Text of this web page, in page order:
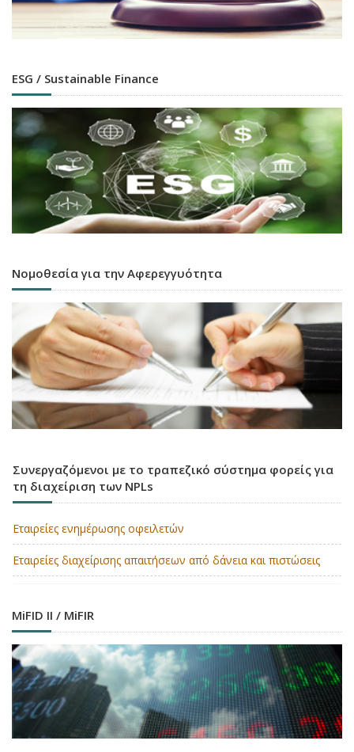
ESG / Sustainable Finance
Νομοθεσία για την Αφερεγγυότητα
Συνεργαζόμενοι με το τραπεζικό σύστημα φορείς για
τη διαχείριση των NPLs
Εταιρείες ενημέρωσης οφειλετών
Εταιρείες διαχείρισης απαιτήσεων από δάνεια και πιστώσεις
MiFID II / MiFIR